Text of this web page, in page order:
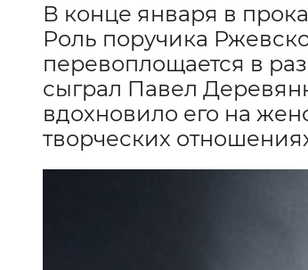
В конце января в
Роль поручика
перевоплощается в
сыграл Павел
вдохновило его на
творческих